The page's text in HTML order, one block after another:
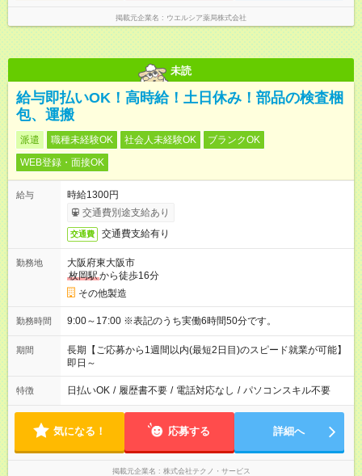
掲載元企業名 ウエルシア薬局株式会社
未読
給与即払いOK！高時給！土日休み！部品の検査梱
包、運搬
派遣 職種未経験OK 社会人未経験OK
ブランクOK
WEB登録・面接OK
給与
時給1300円
交通費別途支給あり
交通費 交通費支給有り
勤務地
大阪府東大阪市
枚岡駅から徒歩16分
その他製造
勤務時間 9:00～17:00 ※表記のうち実働6時間50分です。
期間
長期【ご応募から1週間以内(最短2日目)のスピード就業が可能】
即日～
特徴 日払いOK / 履歴書不要 / 電話対応なし / パソコンスキル不要
気になる！ 応募する 詳細へ
掲載元企業名 株式会社テクノ・サービス